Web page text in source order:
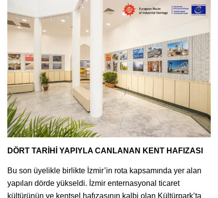
DÖRT TARİHİ YAPIYLA CANLANAN KENT HAFIZASI
Bu son üyelikle birlikte İzmir’in rota kapsamında yer alan
yapıları dörde yükseldi. İzmir enternasyonal ticaret
kültürünün ve kentsel hafızasının kalbi olan Kültürpark’ta